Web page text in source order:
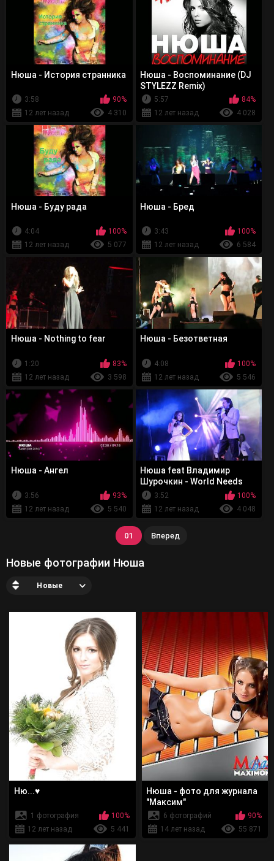
Нюша - История странника
3:58
90%
12 лет назад
4 310
Нюша - Воспоминание (DJ
STYLEZZ Remix)
5:57
84%
12 лет назад
4 028
Нюша - Буду рада
4:04
100%
12 лет назад
5 077
Нюша - Бред
3:43
100%
12 лет назад
6 584
Нюша - Nothing to fear
1:20
83%
12 лет назад
3 598
Нюша - Безответная
4:08
100%
12 лет назад
5 546
Нюша - Ангел
3:56
93%
12 лет назад
5 540
Нюша feat Владимир
Шурочкин - World Needs
Your Love
3:52
100%
12 лет назад
4 048
01 Вперед
Новые фотографии Нюша
Новые
Ню...♥
1 фотография
100%
12 лет назад
5 441
Нюша - фото для журнала
"Максим"
6 фотографий
90%
14 лет назад
55 871